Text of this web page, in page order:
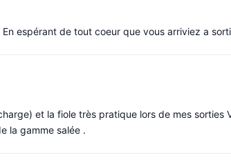
En espérant de tout coeur que vous arriviez a
et la fiole très pratique lors de mes sorties
la gamme salée .